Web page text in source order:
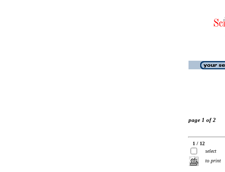
page 1 of 2
1 / 12
select
to print